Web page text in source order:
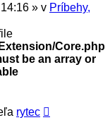
» v Príbehy,
Core.php
be an array or
rytec